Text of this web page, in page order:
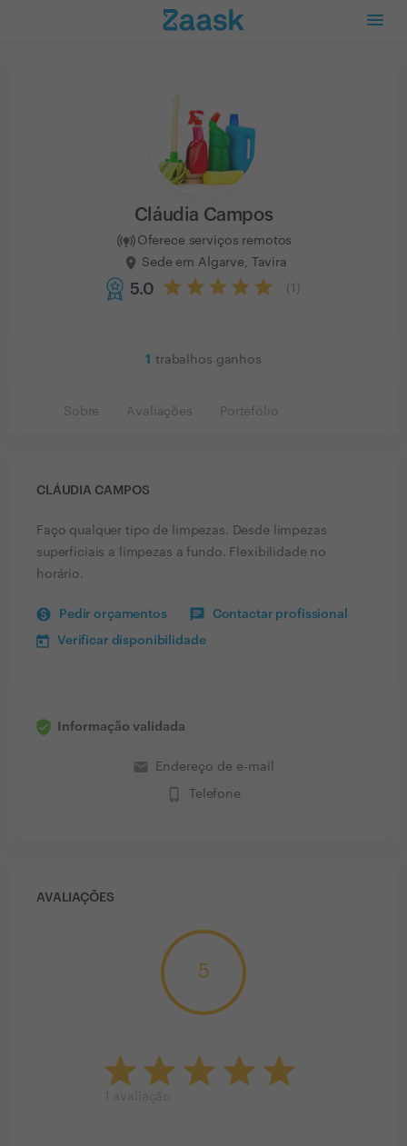
Cláudia Campos
Oferece serviços remotos
Sede em Algarve, Tavira
5.0 1
1 trabalhos ganhos
Sobre Avaliações Portefólio
CLÁUDIA CAMPOS
Faço qualquer tipo de limpezas. Desde limpezas
superficiais a limpezas a fundo. Flexibilidade no
horário.
Pedir orçamentos Contactar profissional
Verificar disponibilidade
Informação validada
email Endereço de e-mail
phone_iphone Telefone
AVALIAÇÕES
5